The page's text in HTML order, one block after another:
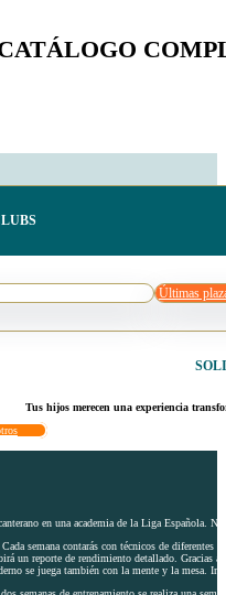
Últimas
Tus hijos merecen una experiencia
en una academia de la Liga Española.
Cada semana contarás con técnicos de
un reporte de rendimiento detallado. Gracias
se juega también con la mente y la mesa.